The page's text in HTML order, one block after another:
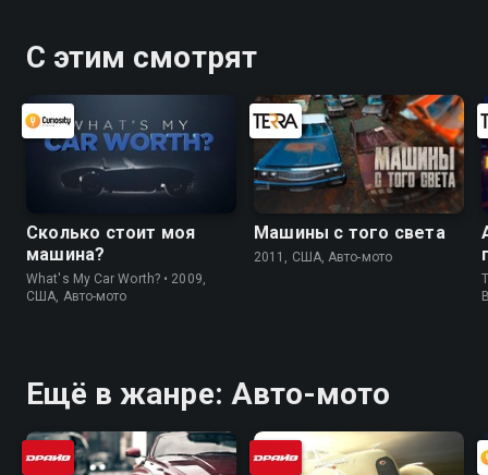
С этим смотрят
Сколько стоит моя
машина?
What's My Car Worth? • 2009,
США, Авто-мото
Машины с того света
2011, США, Авто-мото
Ещё в жанре: Авто-мото